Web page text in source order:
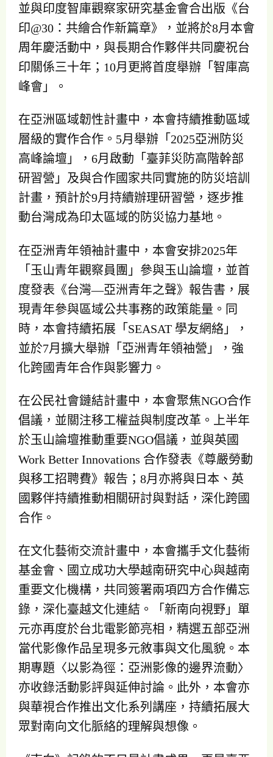
並與印度智庫觀察家研究基金會合出版《台
印@30：共繪合作新篇章》，並將於8月本會
周年慶活動中，與長期合作夥伴共同慶祝台
印關係三十年；10月更將首度舉辦「智庫高
峰會」。
在亞洲區域韌性計畫中，本會持續推動區域
層級的實作合作。5月舉辦「2025亞洲防災
高峰論壇」，6月啟動「臺菲災防高階幹部
研習營」及與合作國家共同實施的防災培訓
計畫，預計於9月持續辦理研習營，逐步推
動台灣成為印太區域的防災協力基地。
在亞洲青年領袖計畫中，本會安排2025年
「玉山青年觀察員團」參與玉山論壇，並首
度發表《台灣—亞洲青年之聲》報告書，展
現青年參與區域公共事務的政策能量。同
時，本會持續拓展「SEASAT 學友網絡」，
並於7月擴大舉辦「亞洲青年領袖營」，強
化跨國青年合作與影響力。
在公民社會鏈結計畫中，本會聚焦NGO合作
倡議，並關注移工權益與制度改革。上半年
於玉山論壇推動重要NGO倡議，並與英國
Work Better Innovations 合作發表《尊嚴勞動
與移工招聘費》報告；8月亦將與日本、英
國夥伴持續推動相關研討與對話，深化跨國
合作。
在文化藝術交流計畫中，本會攜手文化藝術
基金會、國立成功大學越南研究中心與越南
重要文化機構，共同簽署兩項四方合作備忘
錄，深化臺越文化連結。「新南向視野」單
元亦再度於台北電影節亮相，精選五部亞洲
當代影像作品呈現多元敘事與文化風貌。本
期專題〈以影為徑：亞洲影像的邊界流動〉
亦收錄活動影評與延伸討論。此外，本會亦
與華視合作推出文化系列講座，持續拓展大
眾對南向文化脈絡的理解與想像。